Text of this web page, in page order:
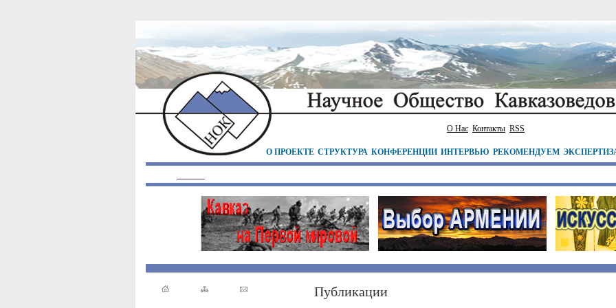
О Нас Контакты RSS
О ПРОЕКТЕ СТРУКТУРА КОНФЕРЕНЦИИ ИНТЕРВЬЮ РЕКОМЕНДУЕМ
Публикации